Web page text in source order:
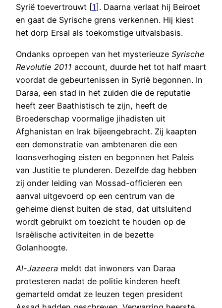
Syrië toevertrouwt [1]. Daarna verlaat hij Beiroet
en gaat de Syrische grens verkennen. Hij kiest
het dorp Ersal als toekomstige uitvalsbasis.
Ondanks oproepen van het mysterieuze Syrische
Revolutie 2011 account, duurde het tot half maart
voordat de gebeurtenissen in Syrië begonnen. In
Daraa, een stad in het zuiden die de reputatie
heeft zeer Baathistisch te zijn, heeft de
Broederschap voormalige jihadisten uit
Afghanistan en Irak bijeengebracht. Zij kaapten
een demonstratie van ambtenaren die een
loonsverhoging eisten en begonnen het Paleis
van Justitie te plunderen. Dezelfde dag hebben
zij onder leiding van Mossad-officieren een
aanval uitgevoerd op een centrum van de
geheime dienst buiten de stad, dat uitsluitend
wordt gebruikt om toezicht te houden op de
Israëlische activiteiten in de bezette
Golanhoogte.
Al-Jazeera meldt dat inwoners van Daraa
protesteren nadat de politie kinderen heeft
gemarteld omdat ze leuzen tegen president